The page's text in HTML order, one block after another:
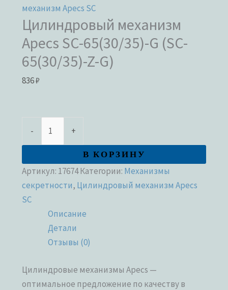
механизм Apecs SC
Цилиндровый механизм
Apecs SC-65(30/35)-G (SC-
65(30/35)-Z-G)
836₽
- +
В КОРЗИНУ
Артикул: 17674Категории: Механизмы
секретности, Цилиндровый механизм Apecs
SC
Описание
Детали
Отзывы (0)
Цилиндровые механизмы Apecs —
оптимальное предложение по качеству в